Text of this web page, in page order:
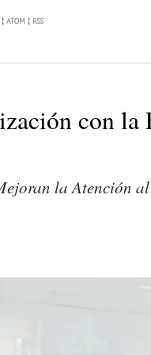
¦ ATOM ¦ RSS
con la
la Atención